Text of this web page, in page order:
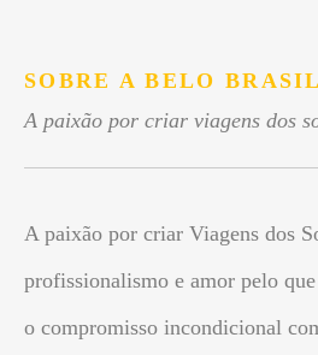
SOBRE A BELO BRASIL
A paixão por criar viagens dos
A paixão por criar Viagens dos
profissionalismo e amor pelo
o compromisso incondicional